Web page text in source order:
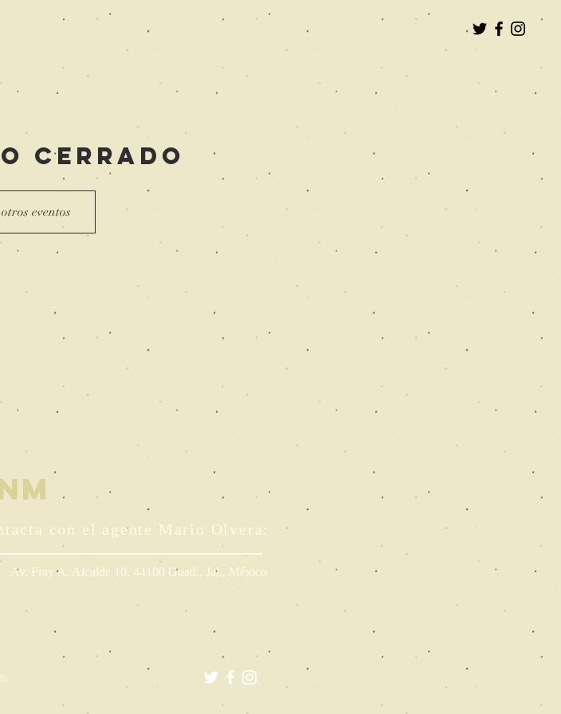
cerrado
eventos
con el agente Mario Olvera:
Av. Fray A. Alcalde 10, 44100 Guad., Jal., México